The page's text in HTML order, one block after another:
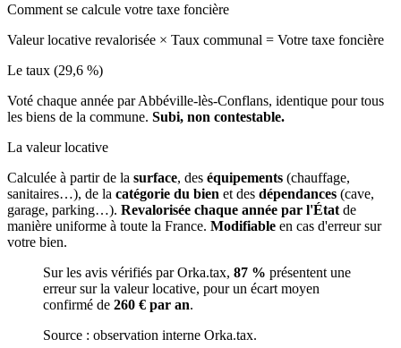
Comment se calcule votre taxe foncière
Valeur locative revalorisée × Taux communal = Votre taxe foncière
Le taux (29,6 %)
Voté chaque année par Abbéville-lès-Conflans, identique pour tous
les biens de la commune. Subi, non contestable.
La valeur locative
Calculée à partir de la surface, des équipements (chauffage,
sanitaires…), de la catégorie du bien et des dépendances (cave,
garage, parking…). Revalorisée chaque année par l'État de
manière uniforme à toute la France. Modifiable en cas d'erreur sur
votre bien.
Sur les avis vérifiés par Orka.tax, 87 % présentent une
erreur sur la valeur locative, pour un écart moyen
confirmé de 260 € par an.
Source : observation interne Orka.tax.